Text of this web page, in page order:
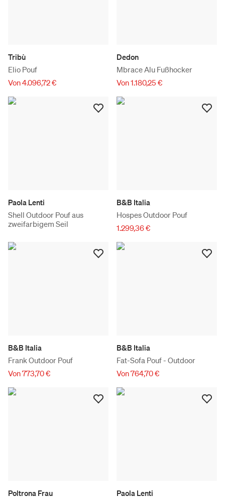
Tribù
Elio Pouf
Von 4.096,72 €
Dedon
Mbrace Alu Fußhocker
Von 1.180,25 €
Paola Lenti
Shell Outdoor Pouf aus
zweifarbigem Seil
B&B Italia
Hospes Outdoor Pouf
1.299,36 €
B&B Italia
Frank Outdoor Pouf
Von 773,70 €
B&B Italia
Fat-Sofa Pouf - Outdoor
Von 764,70 €
Poltrona Frau Paola Lenti